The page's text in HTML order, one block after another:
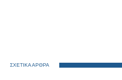
ΣΧΕΤΙΚΑ ΑΡΘΡΑ